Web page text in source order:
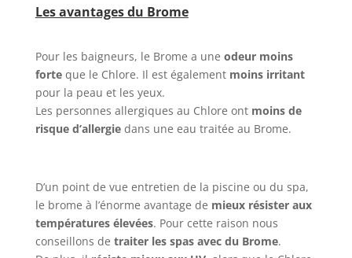
Les avantages du Brome
Pour les baigneurs, le Brome a une odeur moins
forteque le Chlore. Il est également moins irritant
pour la peau et les yeux.
Les personnes allergiques au Chlore ont moins de
risque d’allergiedans une eau traitée au Brome.
D’un point de vue entretien de la piscine ou du spa,
le brome à l’énorme avantage de mieux résister aux
températures élevées. Pour cette raison nous
conseillons de traiter les spas avec du Brome.